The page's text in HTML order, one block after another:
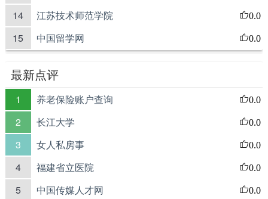
14 江苏技术师范学院 0.0
15 中国留学网 0.0
最新点评
1 养老保险账户查询 0.0
2 长江大学 0.0
3 女人私房事 0.0
4 福建省立医院 0.0
5 中国传媒人才网 0.0